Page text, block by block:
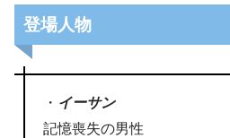
登場人物
・ イーサン
記憶喪失の男性